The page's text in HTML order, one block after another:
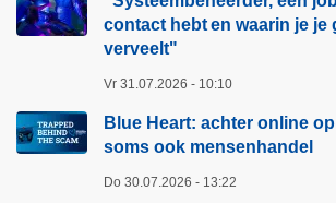
contact hebt en waarin je je
verveelt"​
Vr 31.07.2026 - 10:10
Blue Heart: achter online
soms ook mensenhandel
Do 30.07.2026 - 13:22